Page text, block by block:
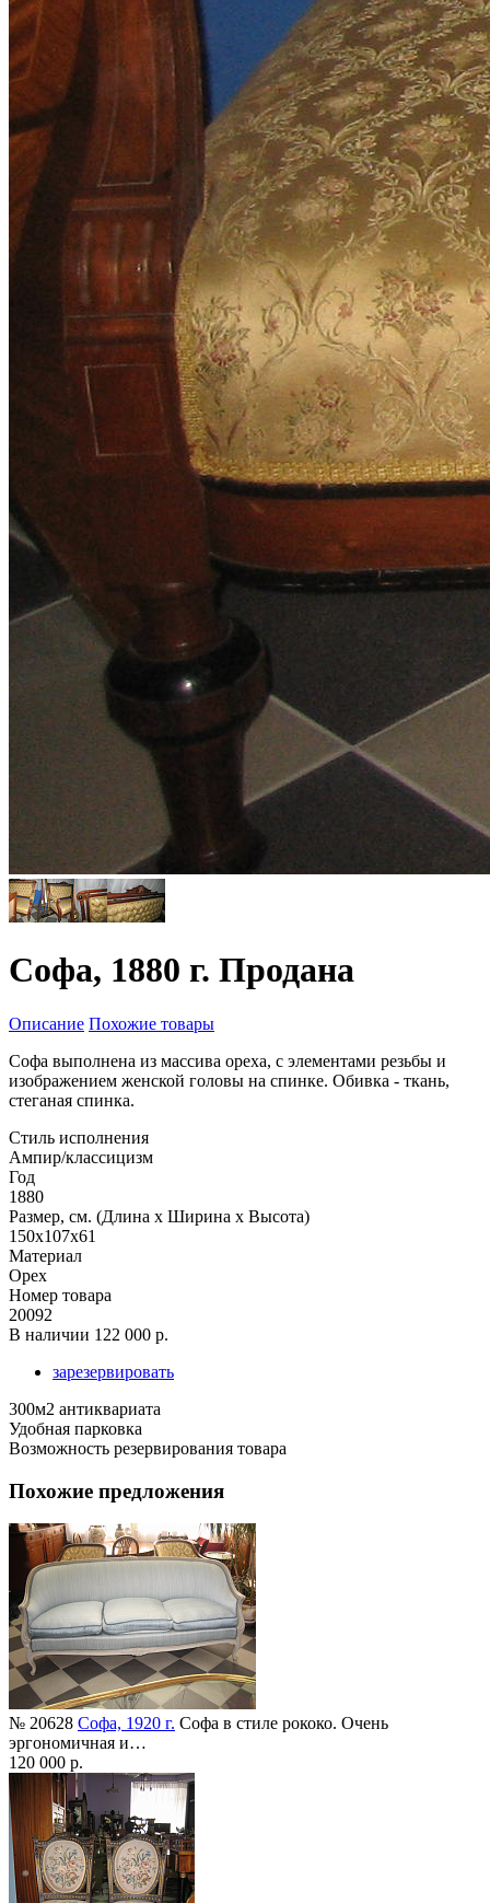
Софа, 1880 г. Продана
Описание Похожие товары
Софа выполнена из массива ореха, с элементами резьбы и
изображением женской головы на спинке. Обивка - ткань,
стеганая спинка.
Стиль исполнения
Ампир/классицизм
Год
1880
Размер, см. (Длина х Ширина х Высота)
150x107x61
Материал
Орех
Номер товара
20092
В наличии 122 000 р.
зарезервировать
300м2 антиквариата
Удобная парковка
Возможность резервирования товара
Похожие предложения
№ 20628 Софа, 1920 г. Софа в стиле рококо. Очень
эргономичная и…
120 000 р.